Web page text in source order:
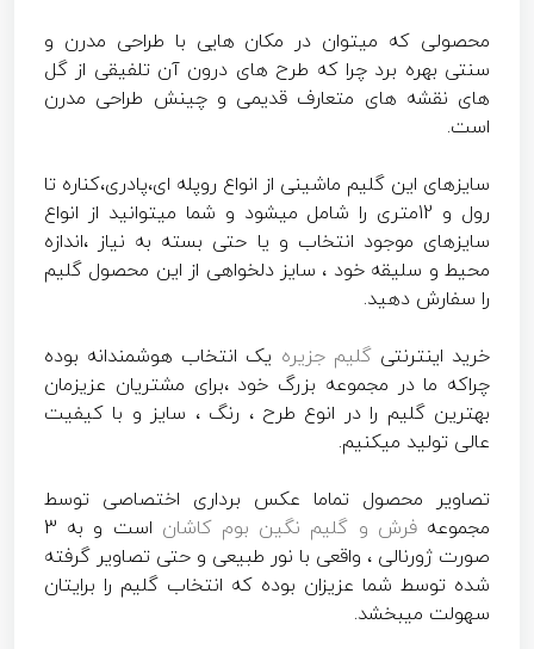
محصولی که میتوان در مکان هایی با طراحی مدرن و
سنتی بهره برد چرا که طرح های درون آن تلفیقی از گل
های نقشه های متعارف قدیمی و چینش طراحی مدرن
است.
سایزهای این گلیم ماشینی از انواع روپله ای،پادری،کناره تا
رول و 12متری را شامل میشود و شما میتوانید از انواع
سایزهای موجود انتخاب و یا حتی بسته به نیاز ،اندازه
محیط و سلیقه خود ، سایز دلخواهی از این محصول گلیم
را سفارش دهید.
خرید اینترنتیگلیم جزیره یک انتخاب هوشمندانه بوده
چراکه ما در مجموعه بزرگ خود ،برای مشتریان عزیزمان
بهترین گلیم را در انوع طرح ، رنگ ، سایز و با کیفیت
عالی تولید میکنیم.
تصاویر محصول تماما عکس برداری اختصاصی توسط
مجموعه فرش و گلیم نگین بوم کاشان
است و به 3
صورت ژورنالی ، واقعی با نور طبیعی و حتی تصاویر گرفته
شده توسط شما عزیزان بوده که انتخاب گلیم را برایتان
سهولت میبخشد.